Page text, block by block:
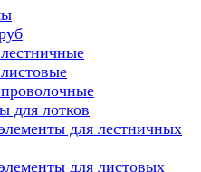
для лотков
для лестничных
для листовых